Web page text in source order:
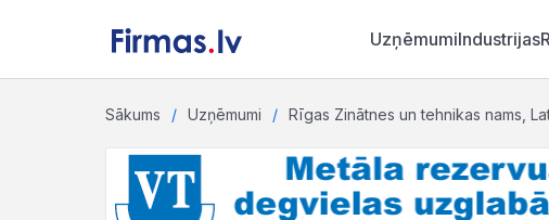
UzņēmumiIndustrijas
Sākums Uzņēmumi Rīgas Zinātnes un tehnikas nams,